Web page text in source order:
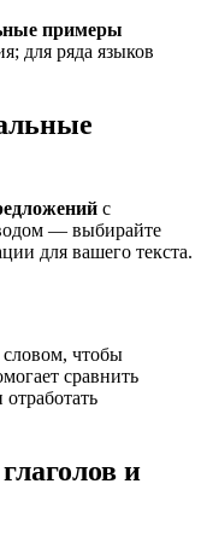
примеры
для ряда языков
с
— выбирайте
для вашего текста.
чтобы
сравнить
и